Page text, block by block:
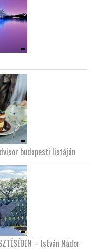
budapesti listáján
– István Nádor